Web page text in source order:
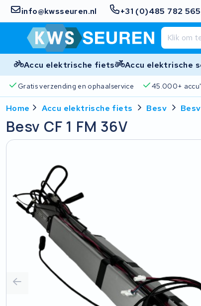
info@kwsseuren.nl +31 (0)485 782 565
Accu elektrische fiets Accu elektrische
Gratis verzending en ophaalservice 45.000+
Home Accu elektrische fiets Besv
Besv CF 1 FM 36V